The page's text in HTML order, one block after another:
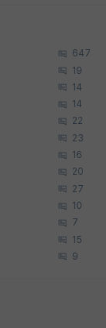
647
19
14
14
22
23
16
20
27
10
7
15
9